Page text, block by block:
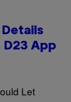
D23 App